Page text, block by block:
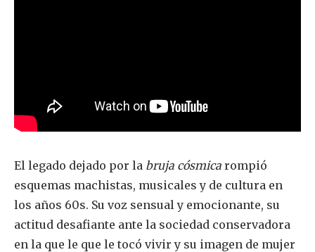
El legado dejado por la bruja cósmica rompió
esquemas machistas, musicales y de cultura en
los años 60s. Su voz sensual y emocionante, su
actitud desafiante ante la sociedad conservadora
en la que le que le tocó vivir y su imagen de mujer